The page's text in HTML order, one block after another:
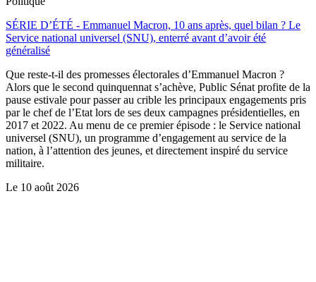
SÉRIE D’ÉTÉ - Emmanuel Macron, 10 ans après, quel bilan ? Le
Service national universel (SNU), enterré avant d’avoir été
généralisé
Que reste-t-il des promesses électorales d’Emmanuel Macron ?
Alors que le second quinquennat s’achève, Public Sénat profite de la
pause estivale pour passer au crible les principaux engagements pris
par le chef de l’Etat lors de ses deux campagnes présidentielles, en
2017 et 2022. Au menu de ce premier épisode : le Service national
universel (SNU), un programme d’engagement au service de la
nation, à l’attention des jeunes, et directement inspiré du service
militaire.
Le 10 août 2026